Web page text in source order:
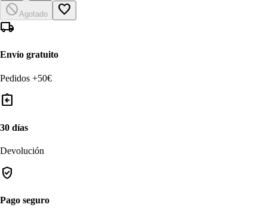
blockAgotado
favorite_border
local_shipping
Envío gratuito
Pedidos +50€
assignment_return
30 días
Devolución
verified_user
Pago seguro